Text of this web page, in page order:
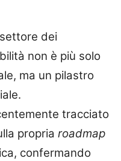
dei
non è più solo
ma un pilastro
tracciato
propria roadmap
confermando